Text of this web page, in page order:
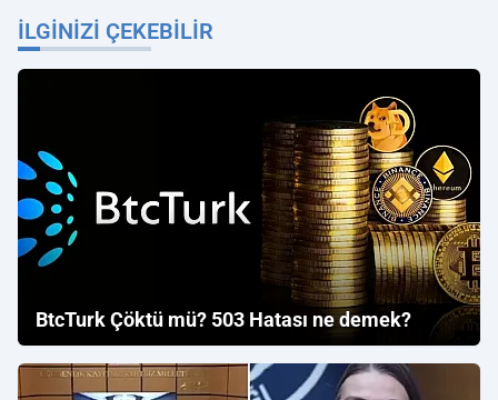
İLGINIZI ÇEKEBILIR
BtcTurk Çöktü mü? 503 Hatası ne demek?